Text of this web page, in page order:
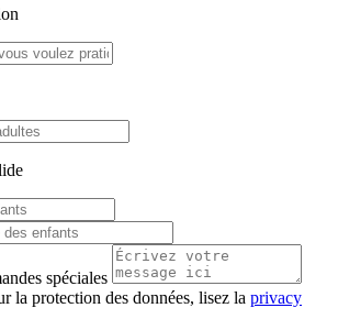
spéciales
la protection des données, lisez la privacy